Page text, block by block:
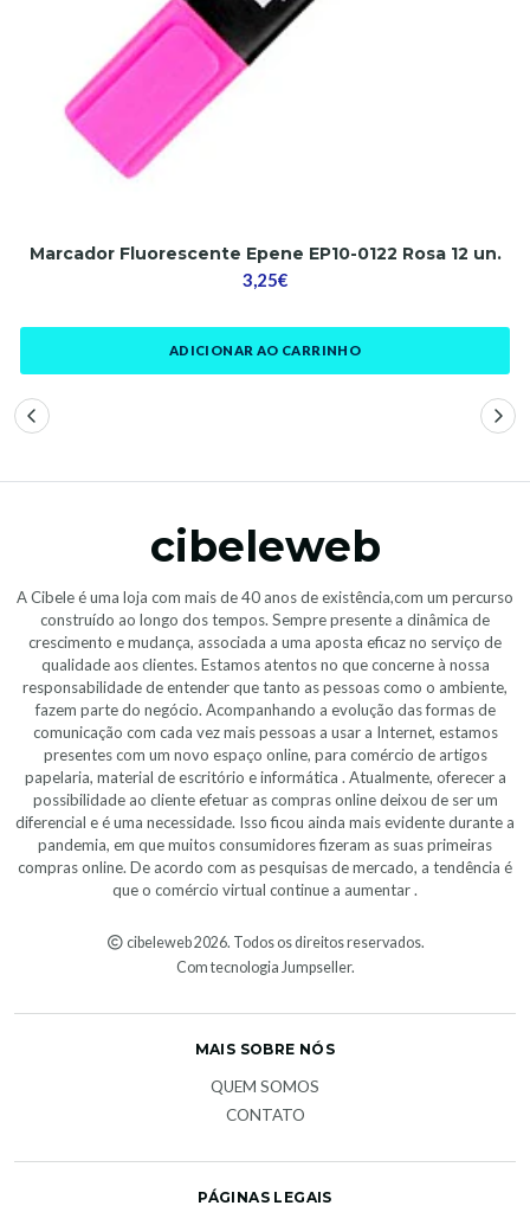
Marcador Fluorescente Epene EP10-0122 Rosa 12 un.
3,25€
ADICIONAR AO CARRINHO
cibeleweb
A Cibele é uma loja com mais de 40 anos de existência,com um percurso
construído ao longo dos tempos. Sempre presente a dinâmica de
crescimento e mudança, associada a uma aposta eficaz no serviço de
qualidade aos clientes. Estamos atentos no que concerne à nossa
responsabilidade de entender que tanto as pessoas como o ambiente,
fazem parte do negócio. Acompanhando a evolução das formas de
comunicação com cada vez mais pessoas a usar a Internet, estamos
presentes com um novo espaço online, para comércio de artigos
papelaria, material de escritório e informática . Atualmente, oferecer a
possibilidade ao cliente efetuar as compras online deixou de ser um
diferencial e é uma necessidade. Isso ficou ainda mais evidente durante a
pandemia, em que muitos consumidores fizeram as suas primeiras
compras online. De acordo com as pesquisas de mercado, a tendência é
que o comércio virtual continue a aumentar .
cibeleweb 2026. Todos os direitos reservados.
Com tecnologia Jumpseller.
MAIS SOBRE NÓS
QUEM SOMOS
CONTATO
PÁGINAS LEGAIS